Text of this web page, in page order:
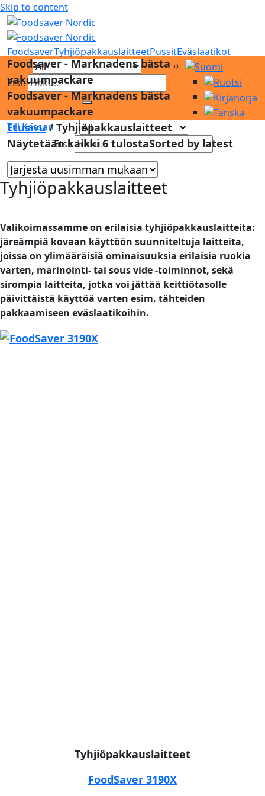
Skip to content
FoodsaverTyhjiöpakkauslaitteetPussitEväslaatikot
Etsi:
Till Kassan
Etsi:
Foodsaver - Marknadens bästa
vakuumpackare
Foodsaver - Marknadens bästa
vakuumpackare
Etusivu /Tyhjiöpakkauslaitteet
Näytetään kaikki 6 tulostaSorted by latest
Tyhjiöpakkauslaitteet
Valikoimassamme on erilaisia tyhjiöpakkauslaitteita:
järeämpiä kovaan käyttöön suunniteltuja laitteita,
joissa on ylimääräisiä ominaisuuksia erilaisia ruokia
varten, marinointi- tai sous vide -toiminnot, sekä
sirompia laitteita, jotka voi jättää keittiötasolle
päivittäistä käyttöä varten esim. tähteiden
pakkaamiseen eväslaatikoihin.
Tyhjiöpakkauslaitteet
FoodSaver 3190X